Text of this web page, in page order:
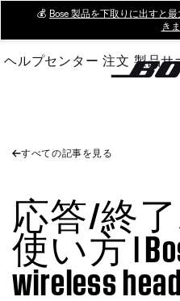
Main
💰 Bose 製品を下取りに出すと
き
ヘルプセンター 注文 製品サ
すべての記事を見る
応答/終
使い方 |
wireless